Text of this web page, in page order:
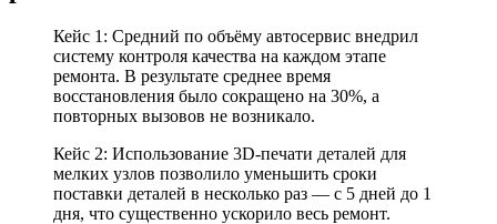
Кейс 1: Средний по объёму автосервис внедрил
систему контроля качества на каждом этапе
ремонта. В результате среднее время
восстановления было сокращено на 30%, а
повторных вызовов не возникало.
Кейс 2: Использование 3D-печати деталей для
мелких узлов позволило уменьшить сроки
поставки деталей в несколько раз — с 5 дней до 1
дня, что существенно ускорило весь ремонт.